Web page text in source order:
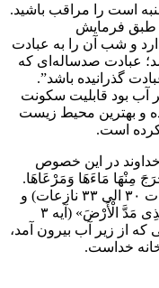
یکشنبه است را مراقب باشید.
۶۰ ماه است و طبق فرمایش
و شب آن را به عبادت
عبادت صدساله‌ای که
گذرانیده باشد”.
آب بود قابلیت سکونت
و بهترین محیط زیست
کرده است.
خداوند در این خصوص
مِنْهَا مَاءَهَا وَمَرْعَاهَا.
وَالْجِبَالَ أَرْسَاهَا. مَتَاعًا لَّکُمْ وَلِأَنْعَامِکُمْ» (آیات ۳۰ الی ۳۳ نازعات) و
باز در خصوص دحوالارض فرموده «وَهُوَ الَّذِی مَدَّ الْأَرْضَ» (آیه ۳
از زیر آب بیرون آمد،
خداست.